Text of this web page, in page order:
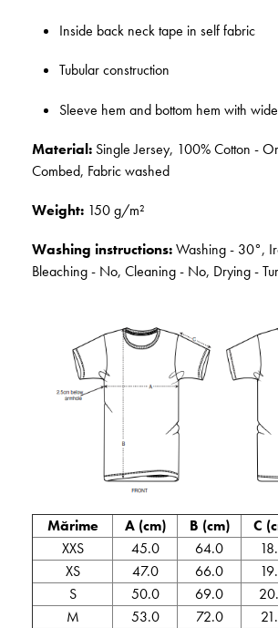
Inside back neck tape in self fabric
Tubular construction
Sleeve hem and bottom hem with
Material: Single Jersey, 100% Cotton -
Combed, Fabric washed
Weight: 150 g/m²
Washing instructions:Washing - 30°,
Bleaching - No, Cleaning - No, Drying -
Mărime A (cm) B (cm)
C
XXS
45.0 64.0
XS
47.0 66.0
S
50.0 69.0
M
53.0 72.0